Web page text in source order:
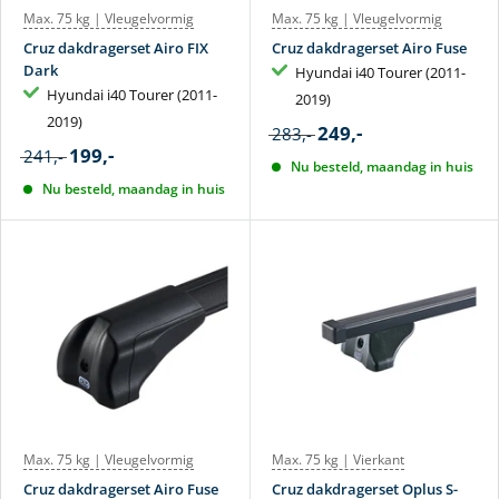
Max. 75 kg | Vleugelvormig
Cruz dakdragerset Airo FIX
Dark
Hyundai i40 Tourer (2011-
2019)
241,- 199,-
Nu besteld, maandag in huis
Max. 75 kg | Vleugelvormig
Cruz dakdragerset Airo Fuse
Hyundai i40 Tourer (2011-
2019)
283,- 249,-
Nu besteld, maandag in huis
Max. 75 kg | Vleugelvormig
Cruz dakdragerset Airo Fuse
Max. 75 kg | Vierkant
Cruz dakdragerset Oplus S-